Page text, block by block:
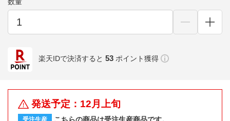
楽天IDで決済すると 53 ポイント獲得
発送予定：12月上旬